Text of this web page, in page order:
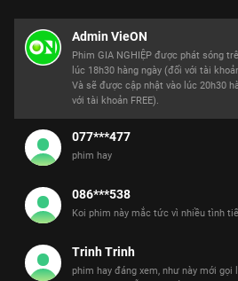
Admin VieON
Phim GIA NGHIỆP được phát sóng
lúc 18h30 hàng ngày (đối với tài
Và sẽ được cập nhật vào lúc 20h30
với tài khoản FREE).
077***477
phim hay
086***538
Koi phim này mắc tức vì nhiều tình
Trinh Trinh
phim hay đáng xem, như này mới gọi